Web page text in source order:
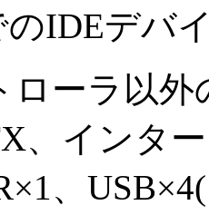
IDEデバ
ーラ以外
、インタ
、